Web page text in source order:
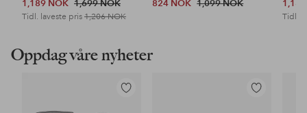
1,189 NOK 1,699 NOK
Tidl. laveste pris 1,206 NOK
824 NOK 1,099 NOK
Tidl.
Oppdag våre nyheter
Legg
Legg